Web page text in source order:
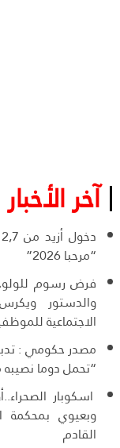
آخر الأخبار
“مرحبا 2026”
فرض رسوم للولوج
والدستور
الاجتماعية
مصدر حكومي :
“تحمل دوما نصيبه
اسكوبار
وبعيوي بمحكمة
القادم